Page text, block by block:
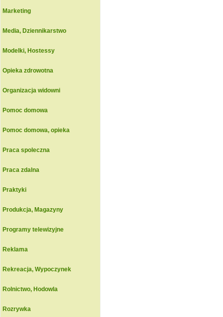
Marketing
Media, Dziennikarstwo
Modelki, Hostessy
Opieka zdrowotna
Organizacja widowni
Pomoc domowa
Pomoc domowa, opieka
Praca spoleczna
Praca zdalna
Praktyki
Produkcja, Magazyny
Programy telewizyjne
Reklama
Rekreacja, Wypoczynek
Rolnictwo, Hodowla
Rozrywka